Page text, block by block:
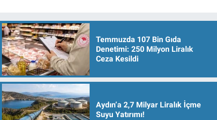
Temmuzda 107 Bin Gıda
Denetimi: 250 Milyon Liralık
Ceza Kesildi
Aydın’a 2,7 Milyar Liralık İçme
Suyu Yatırımı!